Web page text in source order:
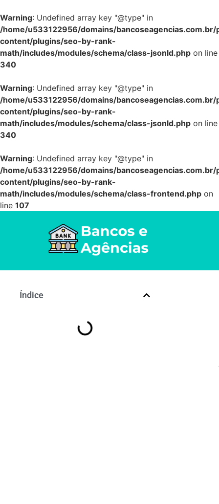
Warning: Undefined array key "@type" in
/home/u533122956/domains/
content/plugins/seo-by-rank-
math/includes/modules/schema/class-jsonld.php on line
340
Warning: Undefined array key "@type" in
/home/u533122956/domains/
content/plugins/seo-by-rank-
math/includes/modules/schema/class-jsonld.php on line
340
Warning: Undefined array key "@type" in
/home/u533122956/domains/
content/plugins/seo-by-rank-
math/includes/modules/schema/class-frontend.php on
line 107
Índice